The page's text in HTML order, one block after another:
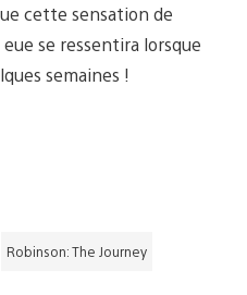
cette sensation de
se ressentira lorsque
semaines !
Robinson: The Journey